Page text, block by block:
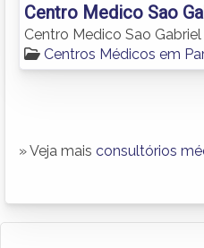
Centro Medico Sao
Centro Medico Sao Gabriel
Centros Médicos em
» Veja mais consultórios